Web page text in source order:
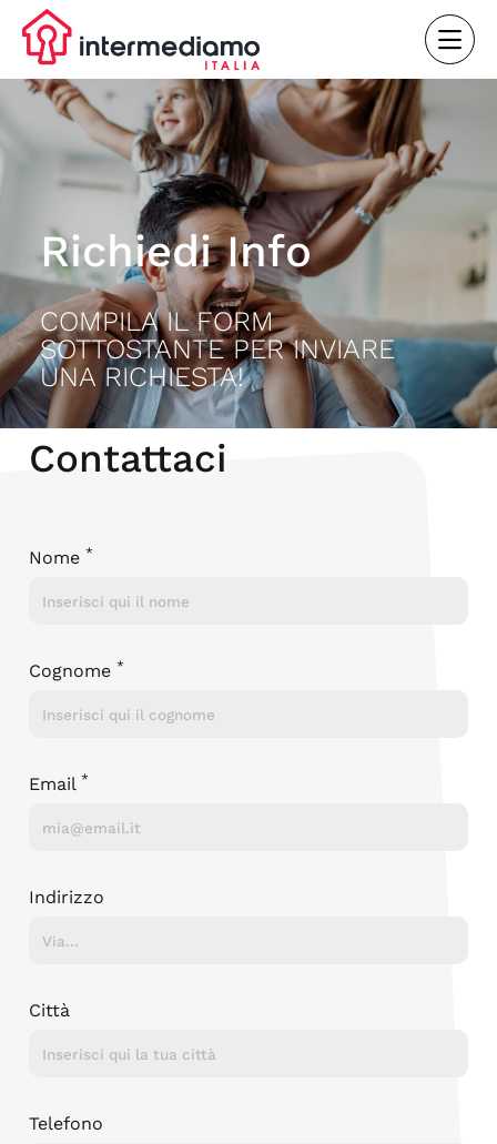
Richiedi Info
COMPILA IL FORM
SOTTOSTANTE PER INVIARE
UNA RICHIESTA!
Contattaci
Nome*
Cognome*
Email*
Indirizzo
Città
Telefono